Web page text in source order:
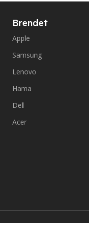
Brendet
Apple
Samsung
Lenovo
Hama
Dell
Acer